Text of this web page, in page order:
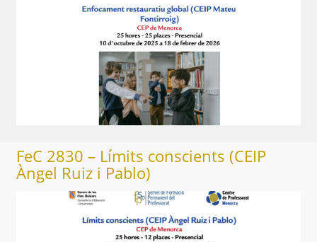
FeC 2830 – Límits conscients (CEIP
Àngel Ruiz i Pablo)